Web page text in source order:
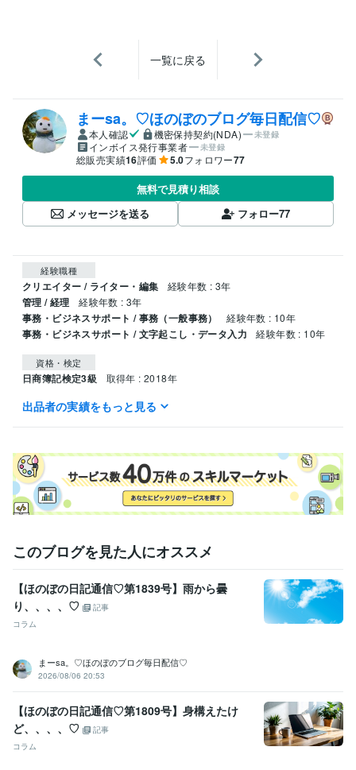
一覧に戻る
まーsa。♡ほのぼのブログ毎日配信♡
本人確認 機密保持契約(NDA) 未登録
インボイス発行事業者 未登録
総販売実績16評価 5.0フォロワー77
無料で見積り相談
メッセージを送る
フォロー77
経験職種
クリエイター / ライター・編集 経験年数 : 3年
管理 / 経理 経験年数 : 3年
事務・ビジネスサポート / 事務（一般事務） 経験年数 : 10年
事務・ビジネスサポート / 文字起こし・データ入力 経験年数 : 10年
資格・検定
日商簿記検定3級 取得年 : 2018年
ビジネス・クリエイティブツール
SAP:1年
得意分野
ライティング・翻訳 Webライティング 事務アシスト
出品者の実績をもっと見る
このブログを見た人にオススメ
【ほのぼの日記通信♡第1839号】雨から曇
り、、、、♡
記事
コラム
まーsa。♡ほのぼのブログ毎日配信♡
2026/08/06 20:53
【ほのぼの日記通信♡第1809号】身構えたけ
ど、、、、♡
記事
コラム